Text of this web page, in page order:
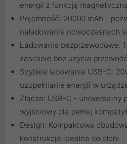
energii z funkcją magnetyczną
Pojemność: 20000 mAh -
naładowanie nowoczesnych
Ładowanie bezprzewodowe:
zasilanie bez użycia
Szybkie ładowanie USB-C:
uzupełnianie energii w
Złącza: USB-C - uniwersalny
wyjściowy dla pełnej
Design: Kompaktowa
konstrukcja idealna do dłoni